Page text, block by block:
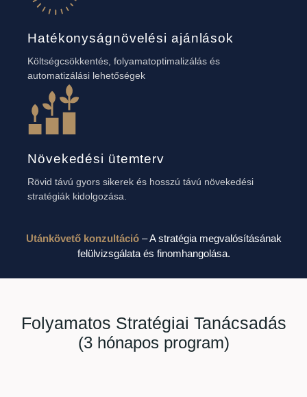
Hatékonyságnövelési ajánlások
Költségcsökkentés, folyamatoptimalizálás és
automatizálási lehetőségek
Növekedési ütemterv
Rövid távú gyors sikerek és hosszú távú növekedési
stratégiák kidolgozása.
Utánkövető konzultáció– A stratégia megvalósításának
felülvizsgálata és finomhangolása.
Folyamatos Stratégiai Tanácsadás
(3 hónapos program)